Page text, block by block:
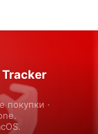
покупки ·